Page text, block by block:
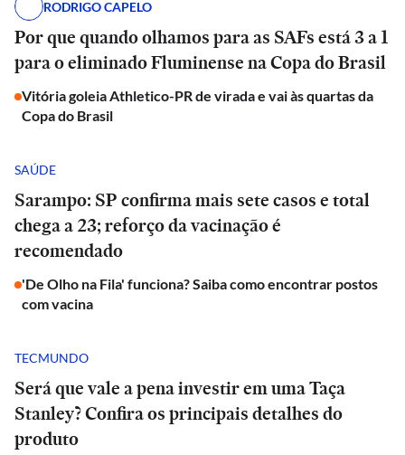
RODRIGO CAPELO
Por que quando olhamos para as SAFs está 3 a 1
para o eliminado Fluminense na Copa do Brasil
Vitória goleia Athletico-PR de virada e vai às quartas da
Copa do Brasil
SAÚDE
Sarampo: SP confirma mais sete casos e total
chega a 23; reforço da vacinação é
recomendado
'De Olho na Fila' funciona? Saiba como encontrar postos
com vacina
TECMUNDO
Será que vale a pena investir em uma Taça
Stanley? Confira os principais detalhes do
produto